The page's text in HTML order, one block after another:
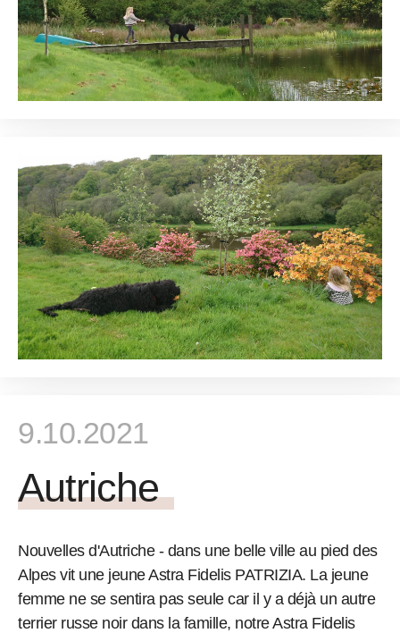
9.10.2021
Autriche
Nouvelles d'Autriche - dans une belle ville au pied des
Alpes vit une jeune Astra Fidelis PATRIZIA. La jeune
femme ne se sentira pas seule car il y a déjà un autre
terrier russe noir dans la famille, notre Astra Fidelis